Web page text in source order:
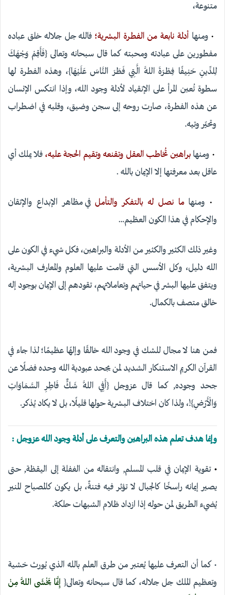
متنوعة،
• ومنها أدلة نابعة من الفطرة البشرية؛ فالله جل جلاله خلق عباده
مفطورين على عبادته ومحبته كما قال سبحانه وتعالى {فَأَقِمْ وَجْهَكَ
لِلدِّينِ حَنِيفًا فِطْرَةَ اللَّهِ الَّتِي فَطَرَ النَّاسَ عَلَيْهَا}، وهذه الفطرة لها
سطوة تُعين المرأ على الإنقياد لأدلة وجود الله، وإذا انتكس الإنسان
عن هذه الفطرة، صارت روحه إلى سجن وضيق، وقلبه في اضطراب
وتحيّر وتيه.
• ومنها براهين تُخاطب العقل وتقنعه وتقيم الحجة عليه، فلا يملك أي
عاقل بعد معرفتها إلا الإيمان بالله .
• ومنها ما نصل له بالتفكر والتأمل في مظاهر الإبداع والإتقان
والإحكام في هذا الكون العظيم…
وغير ذلك الكثير والكثير من الأدلة والبراهين، فكل شيء في الكون على
الله دليل، وكل الأسس التي قامت عليها العلوم والمعارف البشرية،
ويتفق عليها البشر في حياتهم وتعاملاتهم، تقودهم إلى الإيمان بوجود إله
خالق متصف بالكمال.
فمن هنا لا مجال للشك في وجود الله خالقًا وإلهًا عظيمًا؛ لذا جاء في
القرآن الكريم الاستنكار الشديد لمن يجحد عبودية الله وحده فضلًا عن
جحد وجوده, كما قال عزوجل {أَفِي اللَّهِ شَكٌّ فَاطِرِ السَّمَاوَاتِ
وَالْأَرْضِ}!، ولذا كان اختلاف البشرية حولها قليلًا، بل لا يكاد يُذكر.
وإنما هدف تعلم هذه البراهين والتعرف على أدلة وجود الله عزوجل :
• تقوية الإيمان في قلب المسلم, وانتقاله من الغفلة إلى اليقظة, حتى
يصير إيمانه راسخًا كالجبال لا تؤثر فيه فتنةٌ، بل يكون كالمصباح المنير
يُضيء الطريق لمن حوله إذا ازداد ظلام الشبهات حلكة.
• كما أن التعرف عليها يُعتبر من طرق العلم بالله الذي يُورث خشية
وتعظيم الملك جل جلاله، كما قال سبحانه وتعالى{ إِنَّمَا يَخْشَى اللَّهَ مِنْ